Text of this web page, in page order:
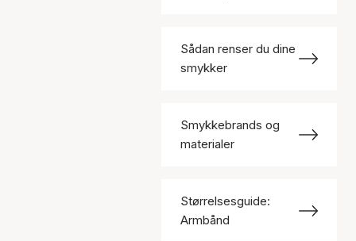
Sådan renser du dine
smykker
Smykkebrands og
materialer
Størrelsesguide:
Armbånd